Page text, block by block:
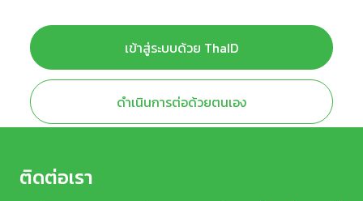
เข้าสู่ระบบด้วย ThaID
ดำเนินการต่อด้วยตนเอง
ติดต่อเรา